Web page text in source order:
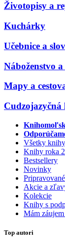
Životopisy a
Kuchárky
Učebnice a
Náboženstvo
Mapy a
Všetky knihy
Knihy roka
Bestsellery
Novinky
Pripravované
Akcie a
Kolekcie
Knihy s
Mám
Top autori